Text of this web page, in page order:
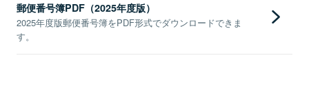
郵便番号簿PDF（2025年度版）
2025年度版郵便番号簿をPDF形式でダウンロードできま
す。